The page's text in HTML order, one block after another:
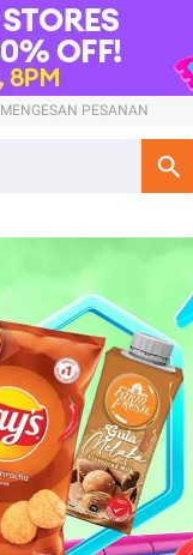
MENGESAN PESANAN